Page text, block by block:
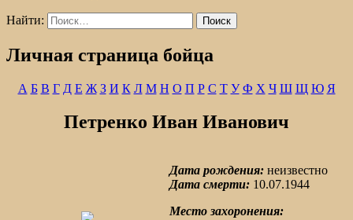
Найти:
Личная страница бойца
А Б В Г Д Е Ж З И К Л М Н О П Р С Т У Ф Х Ч Ш Щ Ю Я
Петренко Иван Иванович
Дата рождения: неизвестно
Дата смерти: 10.07.1944
Место захоронения: